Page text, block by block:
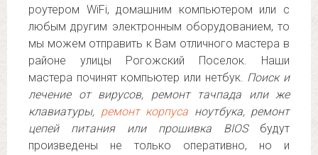
роутером WiFi, домашним компьютером или с
любым другим электронным оборудованием, то
мы можем отправить к Вам отличного мастера в
районе улицы Рогожский Поселок. Наши
мастера починят компьютер или нетбук. Поиск и
лечение от вирусов, ремонт тачпада или же
клавиатуры, ремонт корпуса ноутбука, ремонт
цепей питания или прошивка BIOSбудут
произведены не только оперативно, но и